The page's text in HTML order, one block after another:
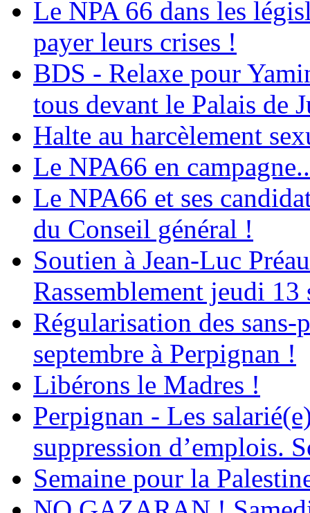
Le NPA 66 dans les
payer leurs crises !
BDS - Relaxe pour
tous devant le Palais de
Halte au harcèlement
Le NPA66 en
Le NPA66 et ses
du Conseil général !
Soutien à Jean-Luc
Rassemblement jeudi 13
Régularisation des
septembre à Perpignan !
Libérons le Madres !
Perpignan - Les
suppression d’emplois.
Semaine pour la